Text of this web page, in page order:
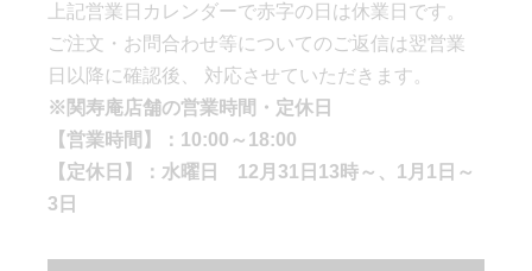
上記営業日カレンダーで赤字の日は休業日です。
ご注文・お問合わせ等についてのご返信は翌営業
日以降に確認後、 対応させていただきます。
※関寿庵店舗の営業時間・定休日
【営業時間】：10:00～18:00
【定休日】：水曜日 12月31日13時～、1月1日～
3日